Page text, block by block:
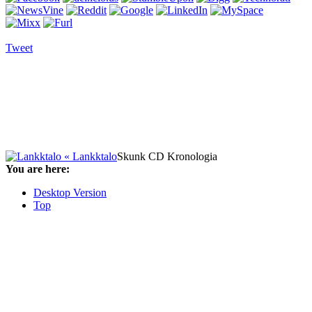
Tweet
« LankktaloSkunk CD Kronologia
You are here:
Desktop Version
Top